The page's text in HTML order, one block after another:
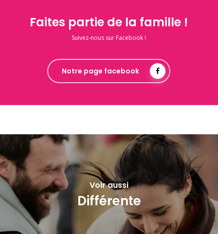
Faites partie de la famille !
Suivez-nous sur Facebook !
Notre page facebook
Voir aussi
Différente